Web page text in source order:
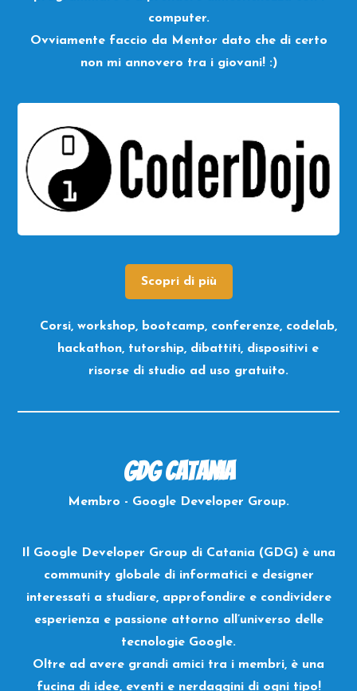
computer.
Ovviamente faccio da Mentor dato che di certo
non mi annovero tra i giovani! :)
Scopri di più
Corsi, workshop, bootcamp, conferenze, codelab,
hackathon, tutorship, dibattiti, dispositivi e
risorse di studio ad uso gratuito.
GDG Catania
Membro - Google Developer Group.
Il Google Developer Group di Catania (GDG) è una
community globale di informatici e designer
interessati a studiare, approfondire e condividere
esperienza e passione attorno all’universo delle
tecnologie Google.
Oltre ad avere grandi amici tra i membri, è una
fucina di idee, eventi e nerdaggini di ogni tipo!